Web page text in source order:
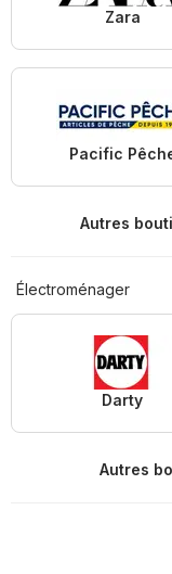
Zara
Pacific
Autres
Électroménager
Darty
Autres